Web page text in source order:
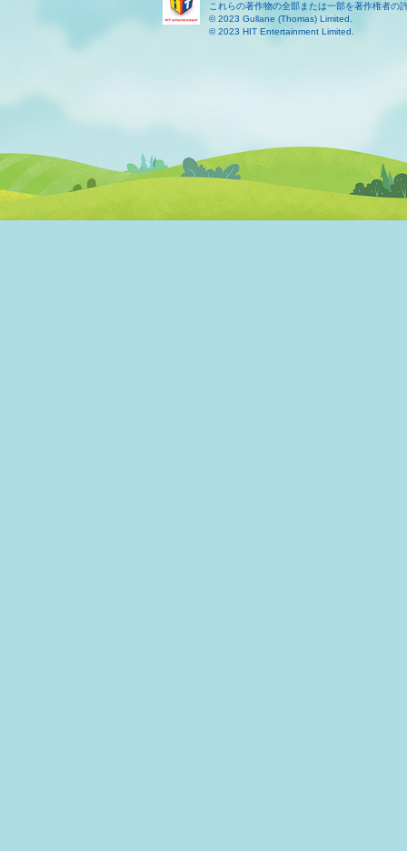
これらの著作物の全部または一部を著作権者の
© 2023 Gullane (Thomas) Limited.
© 2023 HIT Entertainment Limited.